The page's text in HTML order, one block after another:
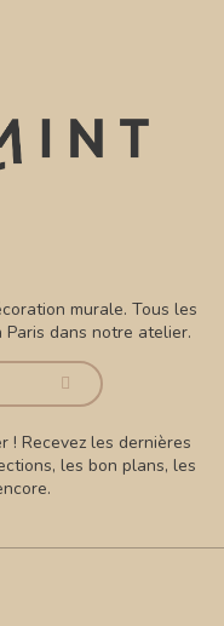
murale. Tous les
dans notre atelier.
! Recevez les dernières
les bon plans, les